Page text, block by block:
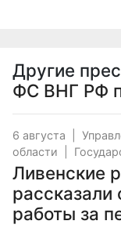
Другие
ФС ВНГ РФ
6 августа
области
Ливенские
рассказали
работы за